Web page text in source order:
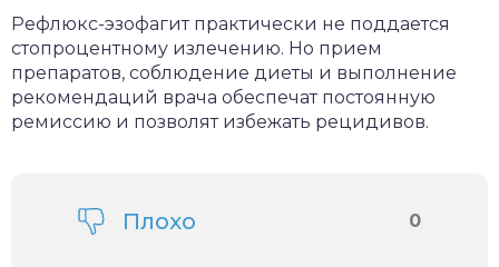
Рефлюкс-эзофагит практически не поддается
стопроцентному излечению. Но прием
препаратов, соблюдение диеты и выполнение
рекомендаций врача обеспечат постоянную
ремиссию и позволят избежать рецидивов.
Плохо 0